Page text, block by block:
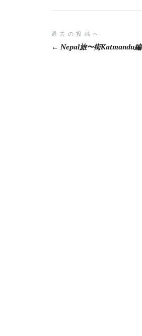
投
稿
過去の投稿へ
Nepal旅〜街Katmandu編